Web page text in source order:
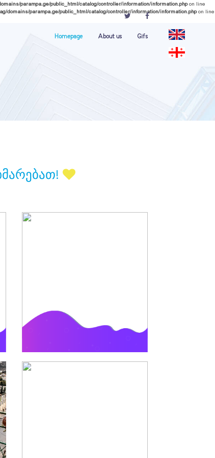
parampa.ge/public_html/catalog/controller/information/information.phpon line
domains/parampa.ge/public_html/catalog/controller/information/information.phpon line
Homepage About us Gifs